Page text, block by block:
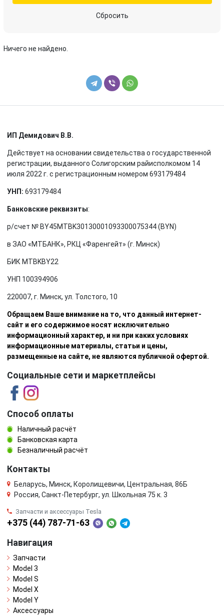
Сбросить
Ничего не найдено.
ИП Демидович В.В.
Действует на основании свидетельства о государственной
регистрации, выданного Солигорским райисполкомом 14
июля 2022 г. с регистрационным номером 693179484
УНП: 693179484
Банковские реквизиты:
р/счет № BY45MTBK30130001093300075344 (BYN)
в ЗАО «МТБАНК», РКЦ «Фаренгейт» (г. Минск)
БИК MTBKBY22
УНП 100394906
220007, г. Минск, ул. Толстого, 10
Обращаем Ваше внимание на то, что данный интернет-
сайт и его содержимое носят исключительно
информационный характер, и ни при каких условиях
информационные материалы, статьи и цены,
размещенные на сайте, не являются публичной офертой.
Социальные сети и маркетплейсы
Способ оплаты
Наличный расчёт
Банковская карта
Безналичный расчёт
Контакты
Беларусь, Минск, Королищевичи, Центральная, 86Б
Россия, Санкт-Петербург, ул. Школьная 75 к. 3
Запчасти и аксессуары Tesla
+375 (44) 787-71-63
Навигация
Запчасти
Model 3
Model S
Model X
Model Y
Аксессуары